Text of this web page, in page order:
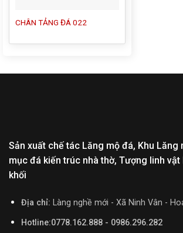
CHÂN TẢNG ĐÁ 022
Sản xuất chế tác Lăng mộ đá, Khu Lăng
mục đá kiến trúc nhà thờ, Tượng linh
khối
Địa chỉ: Làng nghề mới - Xã Ninh Vân -
Hotline:0778.162.888 - 0986.296.282